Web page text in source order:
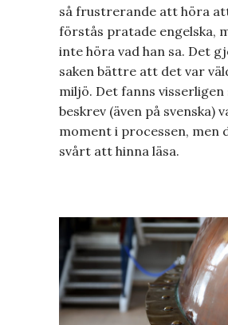
så frustrerande att höra
förstås pratade engelska,
inte höra vad han sa. Det
saken bättre att det var
miljö. Det fanns
beskrev (även på svenska)
moment i processen, men
svårt att hinna läsa.